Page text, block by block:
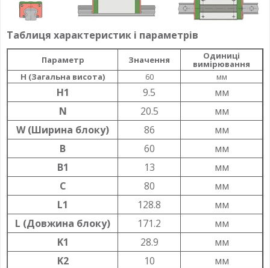
Таблиця характеристик і параметрів
Параметр Значення Одиниці
вимірювання
H (Загальна висота)
60 мм
H1 9.5
мм
N
20.5
мм
W (Ширина блоку)
86
мм
B
60
мм
B1
13
мм
C
80
мм
L1
128.8
мм
L (Довжина блоку)
171.2
мм
K1
28.9
мм
K2
10
мм